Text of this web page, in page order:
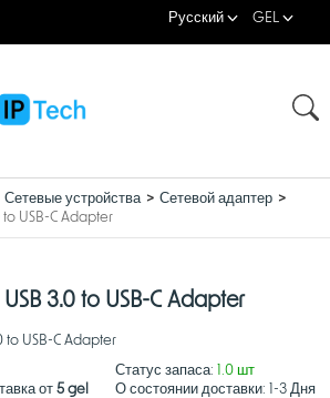
Русский GEL
Сетевые устройства
Сетевой адаптер
to USB-C Adapter
USB 3.0 to USB-C Adapter
to USB-C Adapter
от 5 gel
Статус запаса:
1.0 шт
О состоянии доставки:
1-3 Дня